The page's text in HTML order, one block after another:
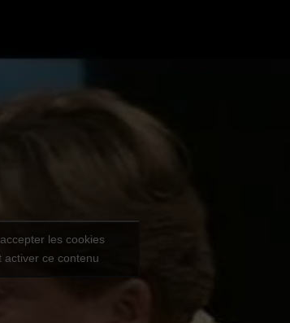
les cookies
activer ce contenu